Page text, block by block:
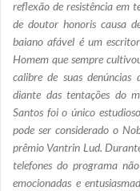
reflexão de resistência em
de doutor honoris causa
baiano afável é um
Homem que sempre
calibre de suas denúncias
diante das tentações do
Santos foi o único
pode ser considerado o
prêmio Vantrin Lud.
telefones do programa
emocionadas e